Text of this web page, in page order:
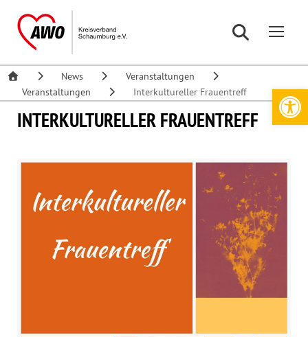
News
Veranstaltungen
Veranstaltungen
Interkultureller Frauentreff
INTERKULTURELLER FRAUENTREFF
Werkzeugleiste öffnen